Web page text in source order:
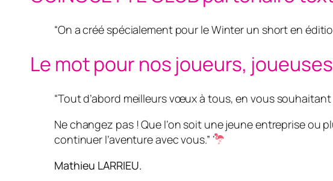
“On a créé spécialement pour le Winter un short en
Le mot pour nos joueurs,
“Tout d’abord meilleurs vœux à tous, en vous
Ne changez pas ! Que l’on soit une jeune entreprise ou
continuer l’aventure avec vous.”
Mathieu LARRIEU.